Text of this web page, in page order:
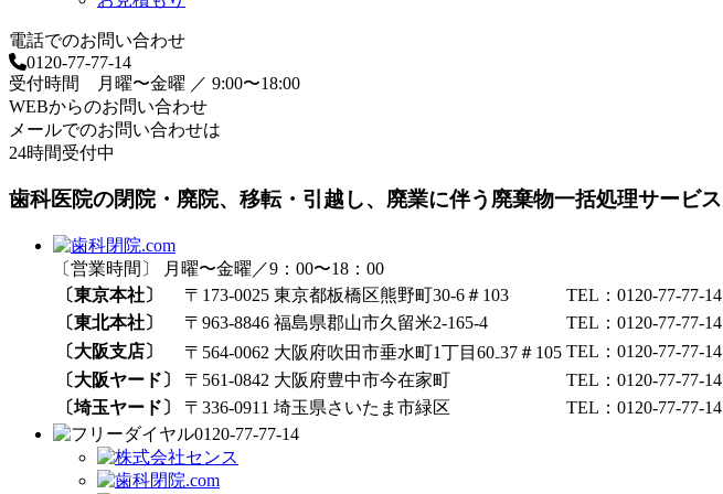
電話でのお問い合わせ
0120-77-77-14
受付時間 月曜〜金曜 ／ 9:00〜18:00
WEBからのお問い合わせ
メールでのお問い合わせは
24時間受付中
歯科医院の閉院・廃院、移転・引越し、廃業に伴う廃棄物一括処理サービス
〔営業時間〕 月曜〜金曜／9：00〜18：00
〔東京本社〕
〒173-0025 東京都板橋区熊野町30-6＃103
TEL：0120-77-77-14
〔東北本社〕
〒963-8846 福島県郡山市久留米2-165-4
TEL：0120-77-77-14
〔大阪支店〕
〒564-0062 大阪府吹田市垂水町1丁目60₋37＃105 TEL：0120-77-77-14
〔大阪ヤード〕
〒561-0842 大阪府豊中市今在家町
TEL：0120-77-77-14
〔埼玉ヤード〕
〒336-0911 埼玉県さいたま市緑区
TEL：0120-77-77-14
0120-77-77-14